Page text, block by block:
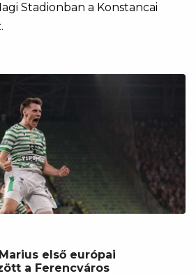
Stadionban a Konstancai
első európai
a Ferencváros